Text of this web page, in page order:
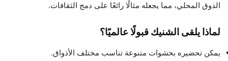
الذوق المحلي، مما يجعله مثالًا رائعًا على دمج الثقافات.
لماذا يلقى الشنيك قبولًا عالميًا؟
يمكن تحضيره بحشوات متنوعة تناسب مختلف الأذواق.